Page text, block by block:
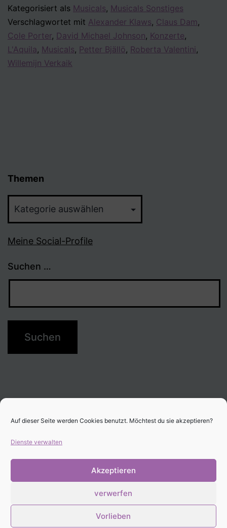
Auf dieser Seite werden Cookies benutzt. Möchtest du sie akzeptieren?
Dienste verwalten
Akzeptieren
verwerfen
Vorlieben
Kategorisiert als Musicals, Musicals Sonstiges
Verschlagwortet mit Alexander Klaws, Claus Dam,
Cole Porter, David Michael Johnson, Konzerte,
L'Aquila, Musicals, Petter Bjällö, Roberta Valentini,
Willemijn Verkaik
Themen
Meine Social-Profile
Suchen …
Stolz präsentiert vonWordPress